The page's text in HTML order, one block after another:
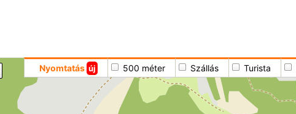
Nyomtatás új 500 méter Szállás Turista